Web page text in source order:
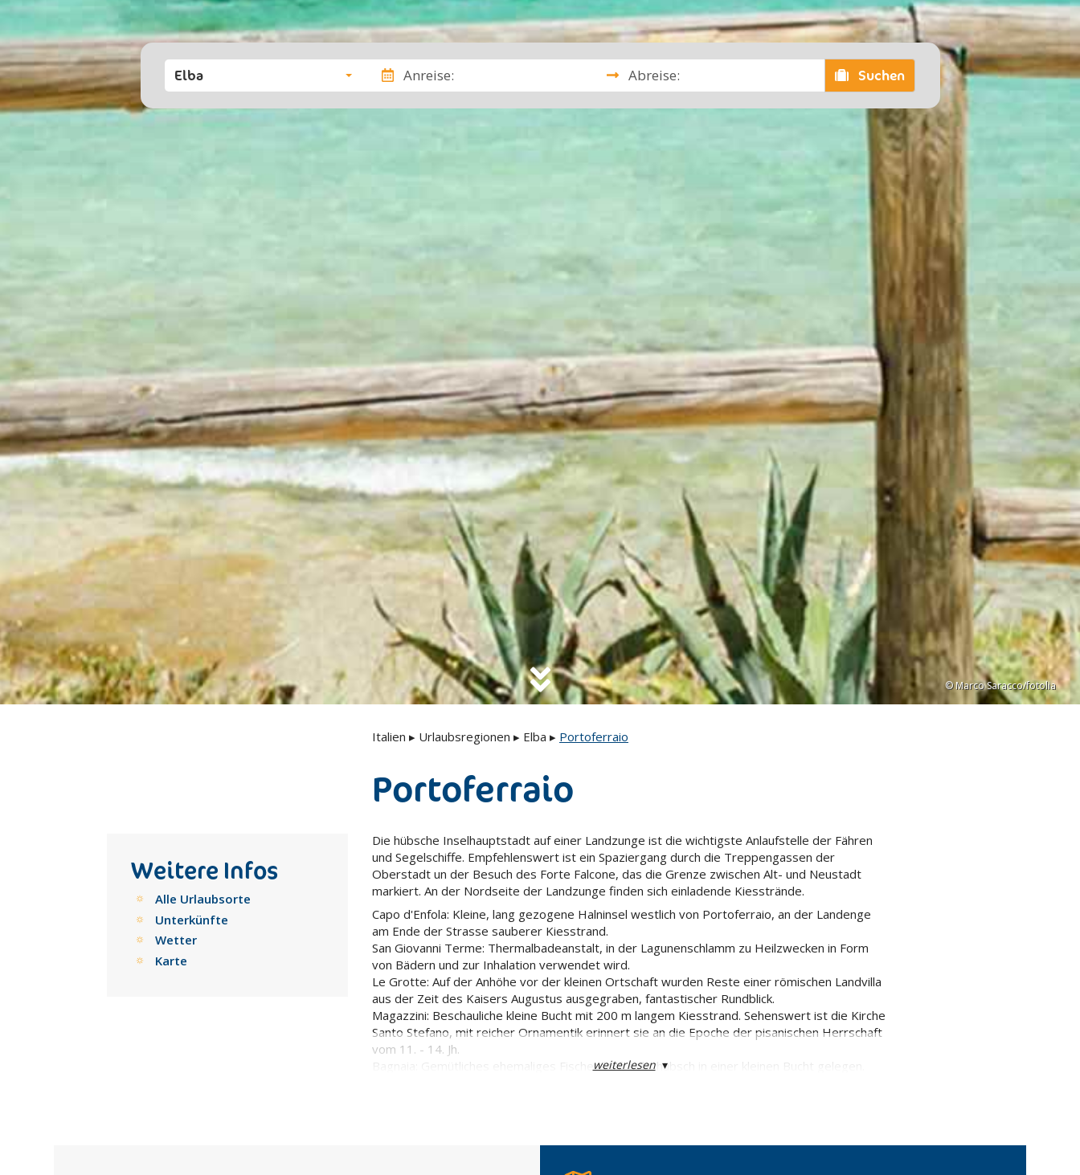
© Marco Saracco/fotolia
Elba Anreise: Abreise: Suchen
Italien ▸ Urlaubsregionen ▸ Elba ▸ Portoferraio
Portoferraio
Die hübsche Inselhauptstadt auf einer Landzunge ist die wichtigste Anlaufstelle der Fähren
und Segelschiffe. Empfehlenswert ist ein Spaziergang durch die Treppengassen der
Oberstadt un der Besuch des Forte Falcone, das die Grenze zwischen Alt- und Neustadt
markiert. An der Nordseite der Landzunge finden sich einladende Kiesstrände.
Capo d'Enfola: Kleine, lang gezogene Halninsel westlich von Portoferraio, an der Landenge
am Ende der Strasse sauberer Kiesstrand.
San Giovanni Terme: Thermalbadeanstalt, in der Lagunenschlamm zu Heilzwecken in Form
von Bädern und zur Inhalation verwendet wird.
Le Grotte: Auf der Anhöhe vor der kleinen Ortschaft wurden Reste einer römischen Landvilla
aus der Zeit des Kaisers Augustus ausgegraben, fantastischer Rundblick.
Magazzini: Beschauliche kleine Bucht mit 200 m langem Kiesstrand. Sehenswert ist die Kirche
Santo Stefano, mit reicher Ornamentik erinnert sie an die Epoche der pisanischen Herrschaft
vom 11. - 14. Jh.
Bagnaia: Gemütliches ehemaliges Fischerdorf, sehr hübsch in einer kleinen Bucht gelegen.
weiterlesen▾
Weitere Infos
Alle Urlaubsorte
Unterkünfte
Wetter
Karte